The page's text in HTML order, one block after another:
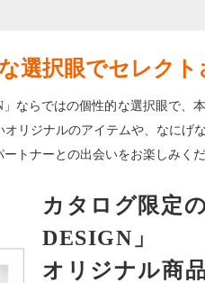
選択眼でセレク
ならではの個性的な選択眼で、
リジナルのアイテムや、なにげ
トナーとの出会いをお楽しみくだ
カタログ限定
DESIGN」
オリジナル商